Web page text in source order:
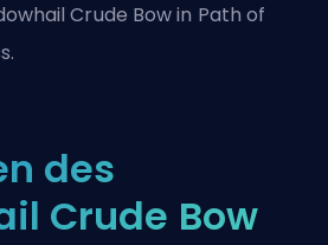
Crude Bow in Path of
des
Crude Bow